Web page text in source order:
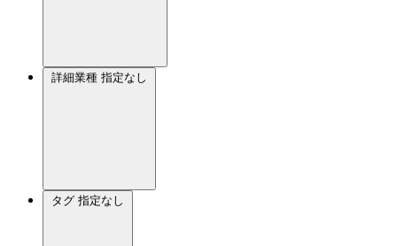
詳細業種 指定なし
タグ 指定なし